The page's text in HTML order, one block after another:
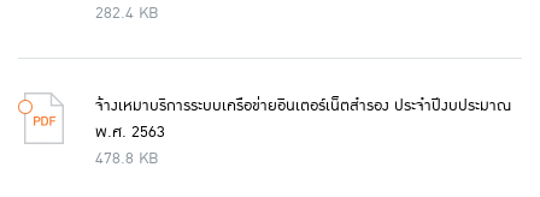
282.4 KB
จ้างเหมาบริการระบบเครือข่ายอินเตอร์เน็ตสำรอง ประจำปีงบประมาณ
พ.ศ. 2563
478.8 KB